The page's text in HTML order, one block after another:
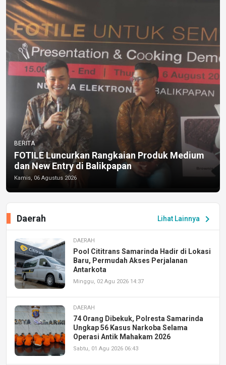
BERITA
FOTILE Luncurkan Rangkaian Produk Medium
dan New Entry di Balikpapan
Kamis, 06 Agustus 2026
Lihat Lainnya chevron_right
Daerah
DAERAH
Pool Cititrans Samarinda Hadir di Lokasi
Baru, Permudah Akses Perjalanan
Antarkota
Minggu, 02 Agu 2026 14:37
DAERAH
74 Orang Dibekuk, Polresta Samarinda
Ungkap 56 Kasus Narkoba Selama
Operasi Antik Mahakam 2026
Sabtu, 01 Agu 2026 06:43